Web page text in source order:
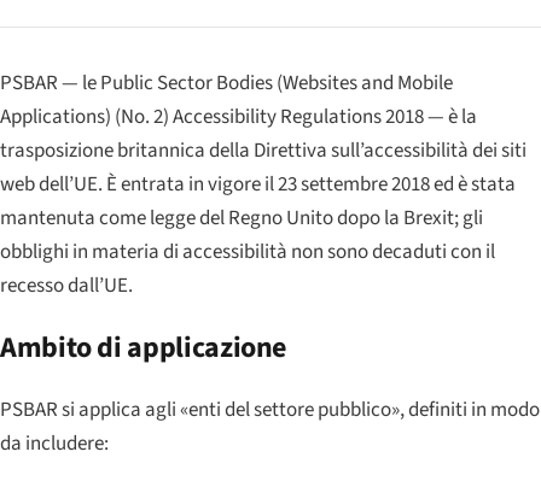
PSBAR — le Public Sector Bodies (Websites and Mobile
Applications) (No. 2) Accessibility Regulations 2018 — è la
trasposizione britannica della Direttiva sull’accessibilità dei siti
web dell’UE. È entrata in vigore il 23 settembre 2018 ed è stata
mantenuta come legge del Regno Unito dopo la Brexit; gli
obblighi in materia di accessibilità non sono decaduti con il
recesso dall’UE.
Ambito di applicazione
PSBAR si applica agli «enti del settore pubblico», definiti in modo
da includere: